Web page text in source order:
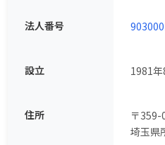
法人番号
設立 1981
住所
〒359-
埼玉県